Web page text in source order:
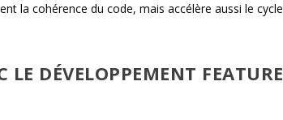
la cohérence du code, mais accélère aussi le cycle
LE DÉVELOPPEMENT FEATURE